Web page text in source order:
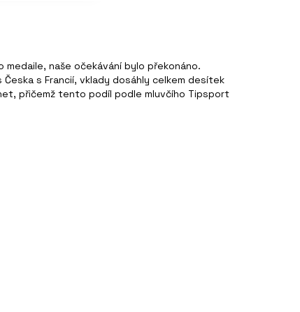
naše očekávání bylo překonáno.
s Francií, vklady dosáhly celkem desítek
přičemž tento podíl podle mluvčího Tipsport